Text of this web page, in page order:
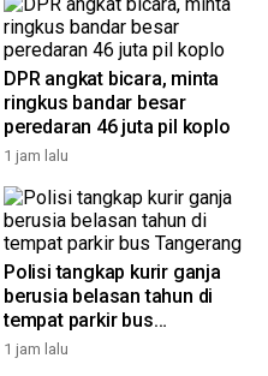
DPR angkat bicara, minta
ringkus bandar besar
peredaran 46 juta pil koplo
1 jam lalu
Polisi tangkap kurir ganja
berusia belasan tahun di
tempat parkir bus
Tangerang
1 jam lalu